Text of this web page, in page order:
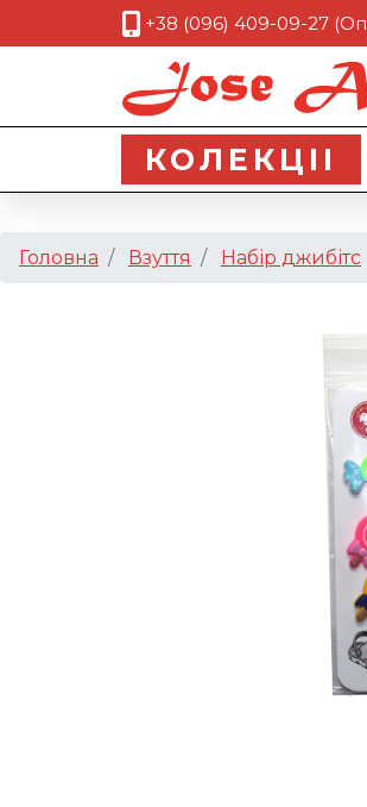
+38 (096) 409-09-27
КОЛЕКЦII
Головна Взуття Набір джибітс